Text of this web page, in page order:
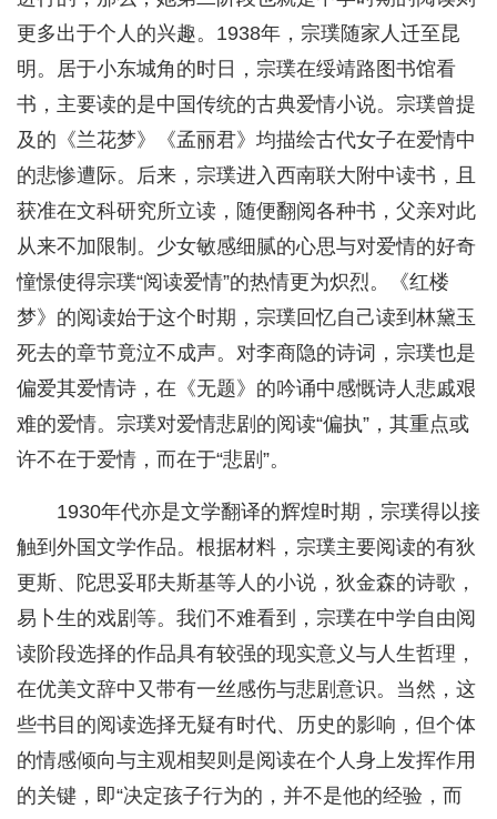
更多出于个人的兴趣。1938年，宗璞随家人迁至昆
明。居于小东城角的时日，宗璞在绥靖路图书馆看
书，主要读的是中国传统的古典爱情小说。宗璞曾提
及的《兰花梦》《孟丽君》均描绘古代女子在爱情中
的悲惨遭际。后来，宗璞进入西南联大附中读书，且
获准在文科研究所立读，随便翻阅各种书，父亲对此
从来不加限制。少女敏感细腻的心思与对爱情的好奇
憧憬使得宗璞“阅读爱情”的热情更为炽烈。《红楼
梦》的阅读始于这个时期，宗璞回忆自己读到林黛玉
死去的章节竟泣不成声。对李商隐的诗词，宗璞也是
偏爱其爱情诗，在《无题》的吟诵中感慨诗人悲戚艰
难的爱情。宗璞对爱情悲剧的阅读“偏执”，其重点或
许不在于爱情，而在于“悲剧”。
1930年代亦是文学翻译的辉煌时期，宗璞得以接
触到外国文学作品。根据材料，宗璞主要阅读的有狄
更斯、陀思妥耶夫斯基等人的小说，狄金森的诗歌，
易卜生的戏剧等。我们不难看到，宗璞在中学自由阅
读阶段选择的作品具有较强的现实意义与人生哲理，
在优美文辞中又带有一丝感伤与悲剧意识。当然，这
些书目的阅读选择无疑有时代、历史的影响，但个体
的情感倾向与主观相契则是阅读在个人身上发挥作用
的关键，即“决定孩子行为的，并不是他的经验，而